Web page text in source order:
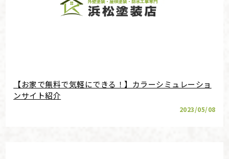
【お家で無料で気軽にできる！】カラーシミュレーショ
ンサイト紹介
2023/05/08